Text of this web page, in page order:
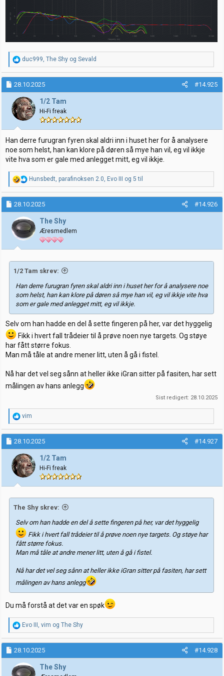
R
e
a
k
s
j
o
n
e
r
:
duc999, The Shy og Sevald
28.10.2025 #14.925
1/2 Tam
Hi-Fi freak
Han derre furugran fyren skal aldri inn i huset her for å analysere
noe som helst, han kan klore på døren så mye han vil, eg vil ikkje
vite hva som er gale med anlegget mitt, eg vil ikkje.
R
e
a
k
s
j
o
n
r
Hunsbedt, parafinoksen 2.0, Evo III og 5 til
28.10.2025 #14.926
The Shy
Æresmedlem
1/2 Tam skrev:
Han derre furugran fyren skal aldri inn i huset her for å analysere noe
som helst, han kan klore på døren så mye han vil, eg vil ikkje vite hva
som er gale med anlegget mitt, eg vil ikkje.
Selv om han hadde en del å sette fingeren på her, var det hyggelig
Fikk i hvert fall trådeier til å prøve noen nye targets. Og støye
har fått større fokus.
Man må tåle at andre mener litt, uten å gå i fistel.
Nå har det vel seg sånn at heller ikke iGran sitter på fasiten, har sett
målingen av hans anlegg
Sist redigert: 28.10.2025
R
e
a
k
j
o
n
e
r
vim
28.10.2025 #14.927
1/2 Tam
Hi-Fi freak
The Shy skrev:
Selv om han hadde en del å sette fingeren på her, var det hyggelig
Fikk i hvert fall trådeier til å prøve noen nye targets. Og støye har
fått større fokus.
Man må tåle at andre mener litt, uten å gå i fistel.
Nå har det vel seg sånn at heller ikke iGran sitter på fasiten, har sett
målingen av hans anlegg
Du må forstå at det var en spøk
R
e
a
k
j
o
Evo III vim og The Shy
28.10.2025 #14.928
The Shy